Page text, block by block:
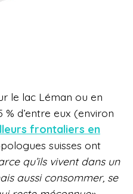
le lac Léman ou en
% d’entre eux (environ
frontaliers en
suisses ont
qu’ils vivent dans un
aussi consommer, se